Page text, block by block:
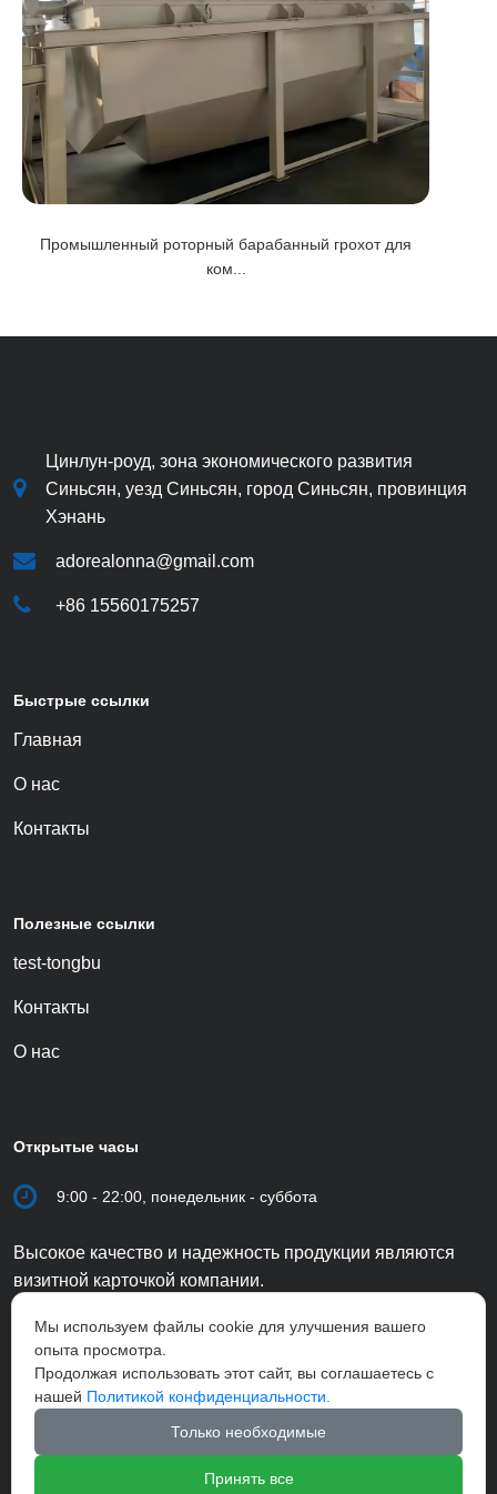
Промышленный роторный барабанный грохот для
ком...
Цинлун-роуд, зона экономического развития
Синьсян, уезд Синьсян, город Синьсян, провинция
Хэнань
adorealonna@gmail.com
+86 15560175257
Быстрые ссылки
Главная
О нас
Контакты
Полезные ссылки
test-tongbu
Контакты
О нас
Открытые часы
9:00 - 22:00, понедельник - суббота
Высокое качество и надежность продукции являются
визитной карточкой компании.
Мы используем файлы cookie для улучшения вашего
опыта просмотра.
Продолжая использовать этот сайт, вы соглашаетесь с
нашей Политикой конфиденциальности.
Только необходимые
Принять все